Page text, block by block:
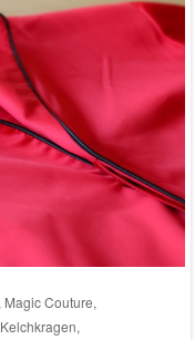
Magic Couture,
Kelchkragen,